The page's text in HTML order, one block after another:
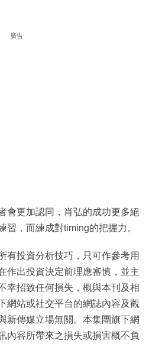
廣告
會更加認同，肖弘的成功更多絕
習，而練成對timing的把握力。
有投資分析技巧，只可作參考用
作出投資決定前理應審慎，並主
幸招致任何損失，概與本刊及相
網站或社交平台的網誌內容及觀
新傳媒立場無關。本集團旗下網
內容所帶來之損失或損害概不負